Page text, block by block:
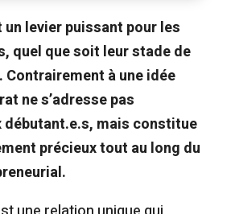
levier puissant pour les
quel que soit leur stade de
Contrairement à une idée
ne s’adresse pas
débutant.e.s, mais constitue
précieux tout au long du